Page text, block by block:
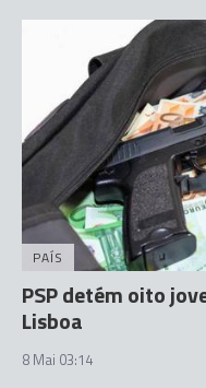
PAÍS
PSP detém oito
Lisboa
8 Mai 03:14